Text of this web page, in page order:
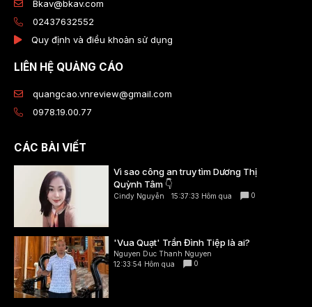
Bkav@bkav.com
02437632552
Quy định và điều khoản sử dụng
LIÊN HỆ QUẢNG CÁO
quangcao.vnreview@gmail.com
0978.19.00.77
CÁC BÀI VIẾT
Vì sao công an truy tìm Dương Thị
Quỳnh Tâm 👇
Cindy Nguyễn 15:37:33 Hôm qua 0
'Vua Quạt' Trần Đình Tiệp là ai?
Nguyen Duc Thanh Nguyen
12:33:54 Hôm qua
0